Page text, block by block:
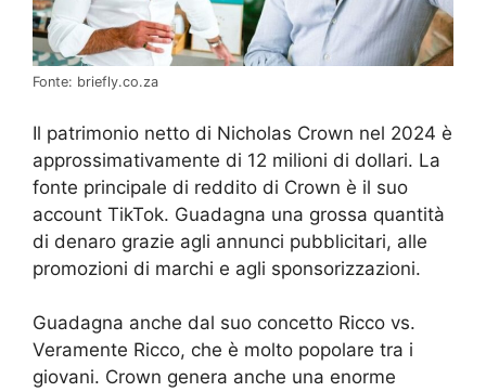
Fonte: briefly.co.za
Il patrimonio netto di Nicholas Crown nel 2024 è
approssimativamente di 12 milioni di dollari. La
fonte principale di reddito di Crown è il suo
account TikTok. Guadagna una grossa quantità
di denaro grazie agli annunci pubblicitari, alle
promozioni di marchi e agli sponsorizzazioni.
Guadagna anche dal suo concetto Ricco vs.
Veramente Ricco, che è molto popolare tra i
giovani. Crown genera anche una enorme